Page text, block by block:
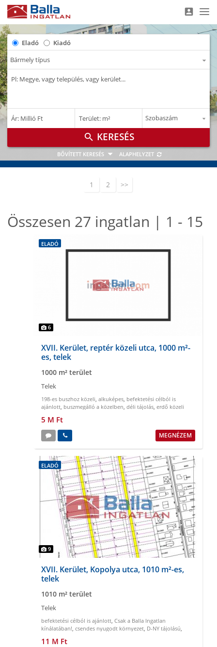
account_box
Eladó Kiadó
–
Ár: Millió Ft –
Terület: m²
search
BŐVÍTETT KERESÉS ALAPHELYZET
1 2 >>
Összesen 27 ingatlan | 1 - 15
ELADÓ
6
XVII. Kerület, reptér közeli utca, 1000 m²-
es, telek
1000 m² terület
Telek
198-es buszhoz közeli, alkuképes, befektetési célból is
ajánlott, buszmegálló a közelben, déli tájolás, erdő közeli
5 M Ft
MEGNÉZEM
ELADÓ
9
XVII. Kerület, Kopolya utca, 1010 m²-es,
telek
1010 m² terület
Telek
befektetési célból is ajánlott, Csak a Balla Ingatlan
kínálatában!, csendes nyugodt környezet, D-NY tájolású,
11 M Ft